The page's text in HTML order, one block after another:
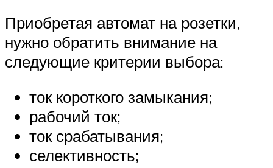
Приобретая автомат на розетки,
нужно обратить внимание на
следующие критерии выбора:
ток короткого замыкания;
рабочий ток;
ток срабатывания;
селективность;